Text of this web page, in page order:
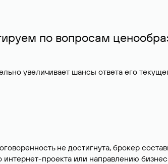
по вопросам
увеличивает шансы ответа его
не достигнута, брокер
проекта или направлению